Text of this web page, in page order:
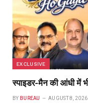
EXCLUSIVE
स्पाइडर-मैन की आंधी में भी
BY BUREAU AUGUST 8, 2026